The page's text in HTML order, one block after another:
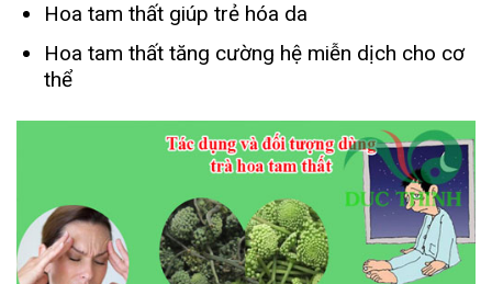
Hoa tam thất giúp trẻ hóa da
Hoa tam thất tăng cường hệ miễn dịch cho cơ
thể